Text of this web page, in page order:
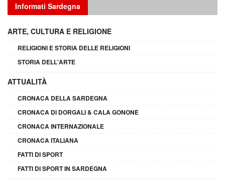
Informati Sardegna
ARTE, CULTURA E RELIGIONE
RELIGIONI E STORIA DELLE RELIGIONI
STORIA DELL'ARTE
ATTUALITÀ
CRONACA DELLA SARDEGNA
CRONACA DI DORGALI & CALA GONONE
CRONACA INTERNAZIONALE
CRONACA ITALIANA
FATTI DI SPORT
FATTI DI SPORT IN SARDEGNA